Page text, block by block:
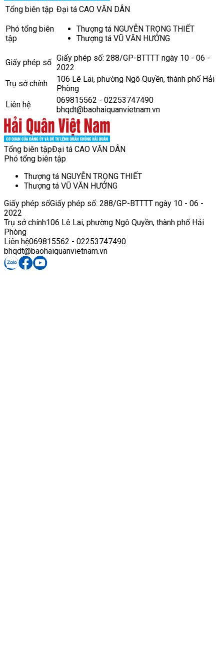
Tổng biên tập Đại tá CAO VĂN DÂN
Phó tổng biên
tập
Thượng tá NGUYỄN TRỌNG THIẾT
Thượng tá VŨ VĂN HƯỞNG
Giấy phép số Giấy phép số: 288/GP-BTTTT ngày 10 - 06 -
2022
Trụ sở chính
106 Lê Lai, phường Ngô Quyền, thành phố Hải
Phòng
Liên hệ
069815562 - 02253747490
bhqdt@baohaiquanvietnam.vn
Tổng biên tậpĐại tá CAO VĂN DÂN
Phó tổng biên tập
Thượng tá NGUYỄN TRỌNG THIẾT
Thượng tá VŨ VĂN HƯỞNG
Giấy phép sốGiấy phép số: 288/GP-BTTTT ngày 10 - 06 -
2022
Trụ sở chính106 Lê Lai, phường Ngô Quyền, thành phố Hải
Phòng
Liên hệ069815562 - 02253747490
bhqdt@baohaiquanvietnam.vn